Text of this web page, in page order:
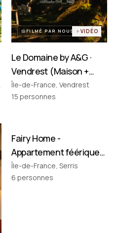
FILMÉ PAR NOUS VIDÉO
Le Domaine by A&G ·
Vendrest (Maison +
Pavillon)
Île-de-France, Vendrest
15 personnes
Appartement
thématique
Fairy Home -
Appartement féérique
• Disney à 10 min !
Île-de-France, Serris
6 personnes